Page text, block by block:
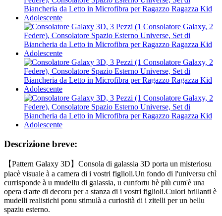
Descrizione breve:
【Pattern Galaxy 3D】Consola di galassia 3D porta un misteriosu
piacè visuale à a camera di i vostri figlioli.Un fondo di l'universu chì
currisponde à u mudellu di galassia, u cunfortu hè più cum'è una
opera d'arte di decoru per a stanza di i vostri figlioli.Culori brillanti è
mudelli realistichi ponu stimulà a curiosità di i zitelli per un bellu
spaziu esterno.